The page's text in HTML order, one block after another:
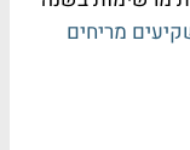
מריחים